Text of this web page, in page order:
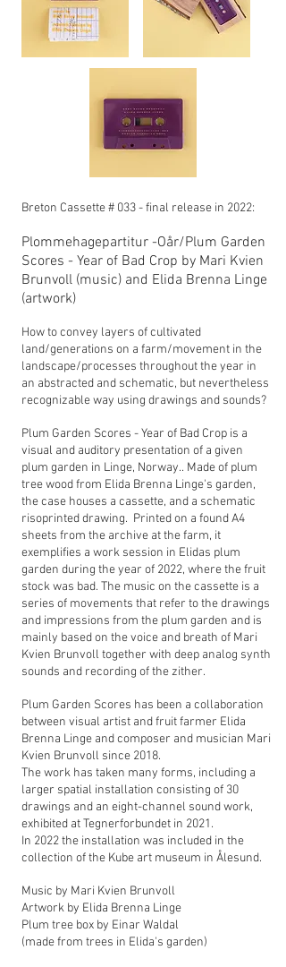
Breton Cassette # 033 - final release in 2022:
Plommehagepartitur -Oår/Plum Garden
Scores - Year of Bad Crop by Mari Kvien
Brunvoll (music) and Elida Brenna Linge
(artwork)
How to convey layers of cultivated
land/generations on a farm/movement in the
landscape/processes throughout the year in
an abstracted and schematic, but nevertheless
recognizable way using drawings and sounds?
Plum Garden Scores - Year of Bad Crop is a
visual and auditory presentation of a given
plum garden in Linge, Norway.. Made of plum
tree wood from Elida Brenna Linge's garden,
the case houses a cassette, and a schematic
risoprinted drawing. Printed on a found A4
sheets from the archive at the farm, it
exemplifies a work session in Elidas plum
garden during the year of 2022, where the fruit
stock was bad. The music on the cassette is a
series of movements that refer to the drawings
and impressions from the plum garden and is
mainly based on the voice and breath of Mari
Kvien Brunvoll together with deep analog synth
sounds and recording of the zither.
Plum Garden Scores has been a collaboration
between visual artist and fruit farmer Elida
Brenna Linge and composer and musician Mari
Kvien Brunvoll since 2018.
The work has taken many forms, including a
larger spatial installation consisting of 30
drawings and an eight-channel sound work,
exhibited at Tegnerforbundet in 2021.
In 2022 the installation was included in the
collection of the Kube art museum in Ålesund.
Music by Mari Kvien Brunvoll
Artwork by Elida Brenna Linge
Plum tree box by Einar Waldal
(made from trees in Elida's garden)